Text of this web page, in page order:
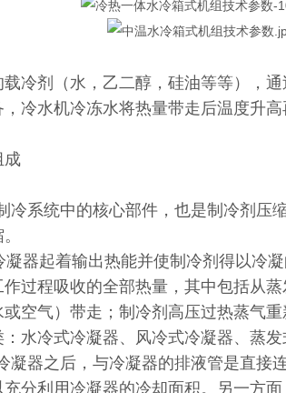
冷剂（水，乙二醇，硅油等等），
冷水机冷冻水将热量带走后温度升高
成
冷系统中的核心部件，也是制冷剂压
器起着输出热能并使制冷剂得以冷
过程吸收的全部热量，其中包括从
空气）带走；制冷剂高压过热蒸气
水冷式冷凝器、风冷式冷凝器、蒸发
凝器之后，与冷凝器的排液管是直接
分利用冷凝器的冷却面积。另一方